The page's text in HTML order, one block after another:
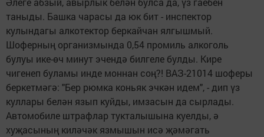
таныды. Башка чарасы да юк бит - инспектор
кулындагы алкотектор беркайчан ялгышмый.
Шоферның организмында 0,54 промиль алкоголь
булуы ике-өч минут эчендә билгеле булды. Кире
чигенеп буламы инде моннан соң?! ВАЗ-21014 шоферы
беркетмәгә: "Бер рюмка коньяк эчкән идем", - дип үз
куллары белән язып куйды, имзасын да сырлады.
Автомобиле штрафлар тукталышына куелды, ә
хуҗасының киләчәк язмышын исә җәмәгать